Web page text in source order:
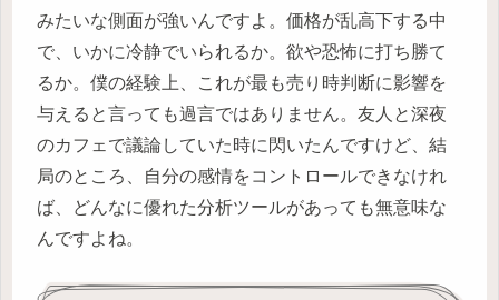
みたいな側面が強いんですよ。価格が乱高下する中
で、いかに冷静でいられるか。欲や恐怖に打ち勝て
るか。僕の経験上、これが最も売り時判断に影響を
与えると言っても過言ではありません。友人と深夜
のカフェで議論していた時に閃いたんですけど、結
局のところ、自分の感情をコントロールできなけれ
ば、どんなに優れた分析ツールがあっても無意味な
んですよね。